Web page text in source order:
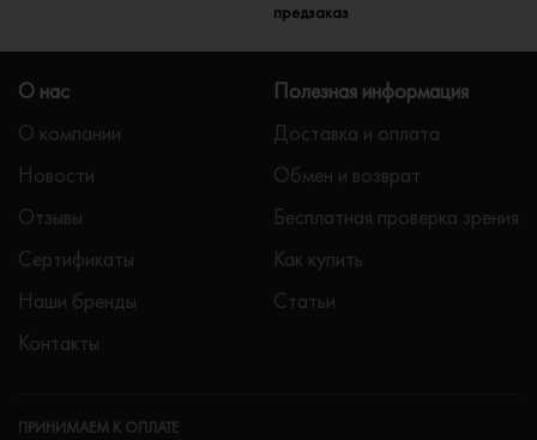
предзаказ
О нас
О компании
Новости
Отзывы
Сертификаты
Наши бренды
Контакты
Полезная информация
Доставка и оплата
Обмен и возврат
Бесплатная проверка зрения
Как купить
Статьи
ПРИНИМАЕМ К ОПЛАТЕ